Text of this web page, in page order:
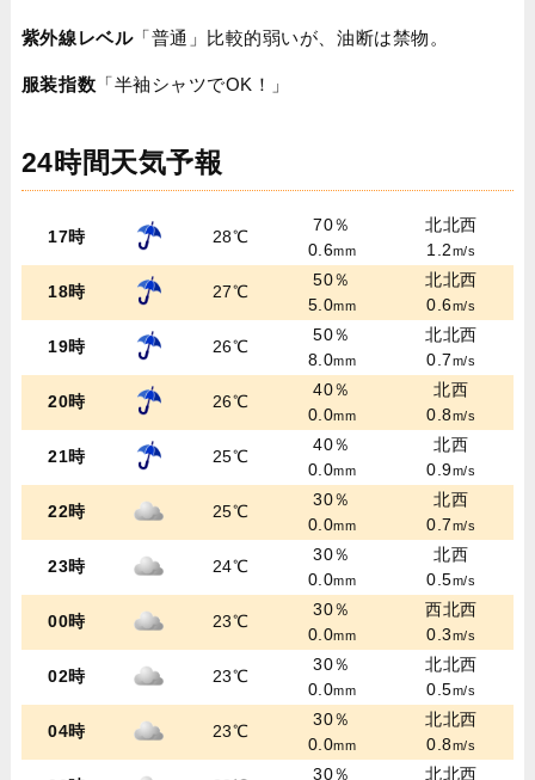
紫外線レベル「普通」比較的弱いが、油断は禁物。
服装指数 「半袖シャツでOK！」
24時間天気予報
17時 28℃
70％
0.6mm
北北西
1.2m/s
18時 27℃
50％
5.0mm
北北西
0.6m/s
19時 26℃
50％
8.0mm
北北西
0.7m/s
20時 26℃
40％
0.0mm
北西
0.8m/s
21時 25℃
40％
0.0mm
北西
0.9m/s
22時 25℃
30％
0.0mm
北西
0.7m/s
23時 24℃
30％
0.0mm
北西
0.5m/s
00時 23℃
30％
0.0mm
西北西
0.3m/s
02時 23℃
30％
0.0mm
北北西
0.5m/s
04時 23℃
30％
0.0mm
北北西
0.8m/s
30％
北北西